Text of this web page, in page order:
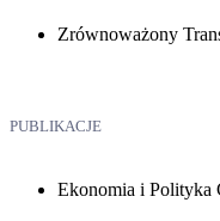
Zrównoważony
PUBLIKACJE
Ekonomia i Polityka